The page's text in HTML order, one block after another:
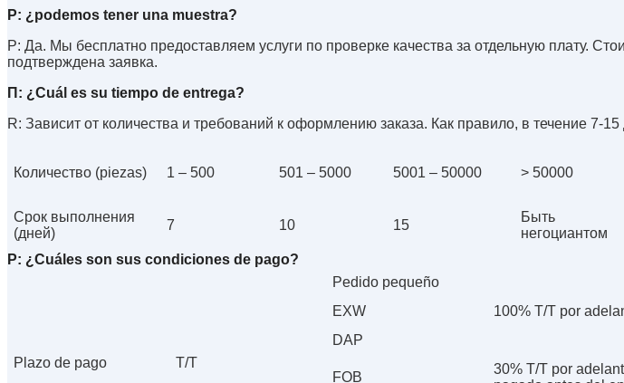
P: ¿podemos tener una muestra?
Р: Да. Мы бесплатно предоставляем услуги по проверке качества за отдельную плату.
подтверждена заявка.
П: ¿Cuál es su tiempo de entrega?
R: Зависит от количества и требований к оформлению заказа. Как правило, в течение 7-
Количество (piezas) 1 – 500 501 – 5000 5001 – 50000 > 50000
Срок выполнения
(дней)
7 10 15
Быть
негоциантом
P: ¿Cuáles son sus condiciones de pago?
Plazo de pago T/T
Pedido pequeño
100% T/T por
EXW
DAP
FOB
30% T/T por